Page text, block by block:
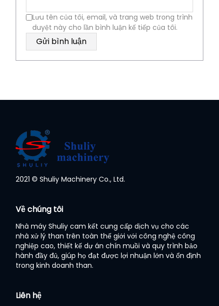
Lưu tên của tôi, email, và trang web trong trình
duyệt này cho lần bình luận kế tiếp của tôi.
2021 © Shuliy Machinery Co., Ltd.
Về chúng tôi
Nhà máy Shuliy cam kết cung cấp dịch vụ cho các
nhà xử lý than trên toàn thế giới với công nghệ công
nghiệp cao, thiết kế dự án chín muồi và quy trình bảo
hành đầy đủ, giúp họ đạt được lợi nhuận lớn và ổn định
trong kinh doanh than.
Liên hệ
Wechat